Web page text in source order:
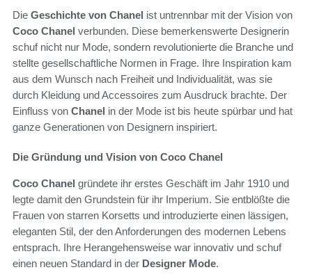
Die Geschichte von Chanel ist untrennbar mit der Vision von
Coco Chanel verbunden. Diese bemerkenswerte Designerin
schuf nicht nur Mode, sondern revolutionierte die Branche und
stellte gesellschaftliche Normen in Frage. Ihre Inspiration kam
aus dem Wunsch nach Freiheit und Individualität, was sie
durch Kleidung und Accessoires zum Ausdruck brachte. Der
Einfluss von Chanel in der Mode ist bis heute spürbar und hat
ganze Generationen von Designern inspiriert.
Die Gründung und Vision von Coco Chanel
Coco Chanel gründete ihr erstes Geschäft im Jahr 1910 und
legte damit den Grundstein für ihr Imperium. Sie entblößte die
Frauen von starren Korsetts und introduzierte einen lässigen,
eleganten Stil, der den Anforderungen des modernen Lebens
entsprach. Ihre Herangehensweise war innovativ und schuf
einen neuen Standard in der Designer Mode.